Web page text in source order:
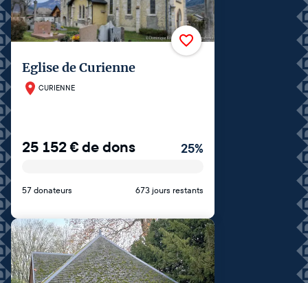
Eglise de Curienne
CURIENNE
25 152€de dons 25%
57 donateurs 673 jours restants